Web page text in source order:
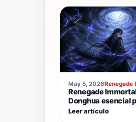
May 5, 2026Renegade
Renegade
Donghua esencial
Xianxia y los
Leer artículo